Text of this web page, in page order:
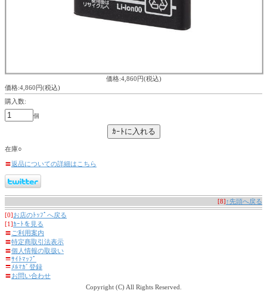
価格:4,860円(税込)
価格:4,860円(税込)
購入数:
個
在庫○
〓返品についての詳細はこちら
[8]↑先頭へ戻る
[0]お店のﾄｯﾌﾟへ戻る
[1]ｶｰﾄを見る
〓 ご利用案内
〓特定商取引法表示
〓個人情報の取扱い
〓ｻｲﾄﾏｯﾌﾟ
〓ﾒﾙﾏｶﾞ登録
〓お問い合わせ
Copyright (C) All Rights Reserved.